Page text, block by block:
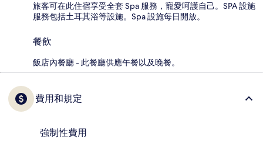
旅客可在此住宿享受全套 Spa 服務，寵愛呵護自己。SPA 設施
服務包括土耳其浴等設施。Spa 設施每日開放。
餐飲
飯店內餐廳 - 此餐廳供應午餐以及晚餐。
費用和規定
強制性費用